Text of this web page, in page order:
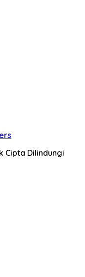
Cipta Dilindungi